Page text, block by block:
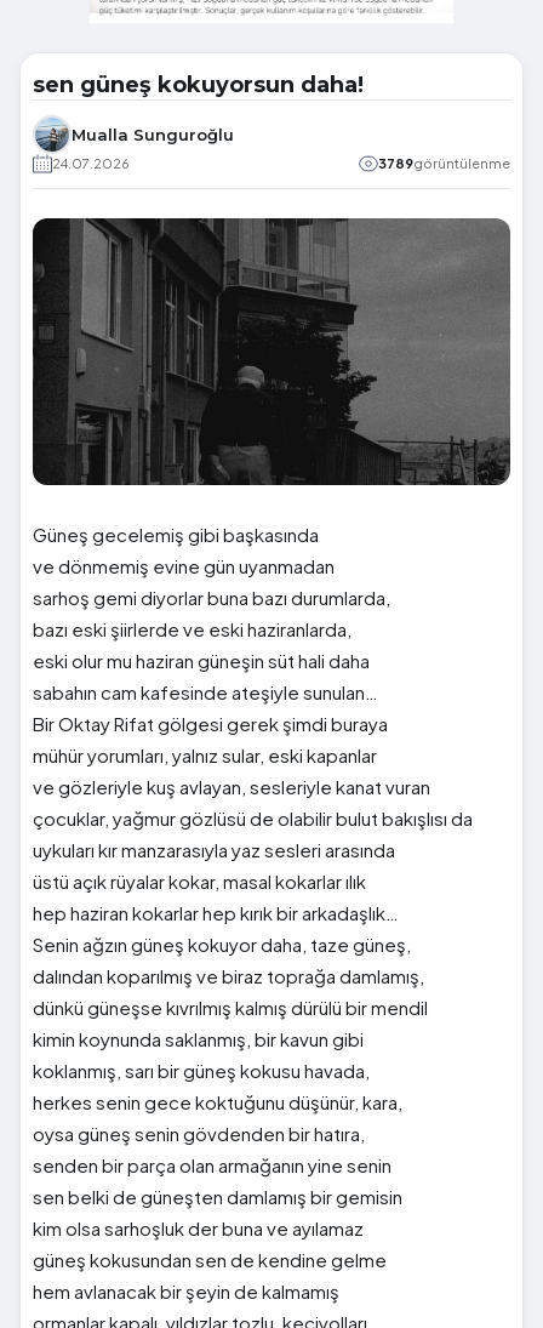
sen güneş kokuyorsun daha!
Mualla Sunguroğlu
24.07.2026 3789görüntülenme
Güneş gecelemiş gibi başkasında
ve dönmemiş evine gün uyanmadan
sarhoş gemi diyorlar buna bazı durumlarda,
bazı eski şiirlerde ve eski haziranlarda,
eski olur mu haziran güneşin süt hali daha
sabahın cam kafesinde ateşiyle sunulan…
Bir Oktay Rifat gölgesi gerek şimdi buraya
mühür yorumları, yalnız sular, eski kapanlar
ve gözleriyle kuş avlayan, sesleriyle kanat vuran
çocuklar, yağmur gözlüsü de olabilir bulut bakışlısı da
uykuları kır manzarasıyla yaz sesleri arasında
üstü açık rüyalar kokar, masal kokarlar ılık
hep haziran kokarlar hep kırık bir arkadaşlık…
Senin ağzın güneş kokuyor daha, taze güneş,
dalından koparılmış ve biraz toprağa damlamış,
dünkü güneşse kıvrılmış kalmış dürülü bir mendil
kimin koynunda saklanmış, bir kavun gibi
koklanmış, sarı bir güneş kokusu havada,
herkes senin gece koktuğunu düşünür, kara,
oysa güneş senin gövdenden bir hatıra,
senden bir parça olan armağanın yine senin
sen belki de güneşten damlamış bir gemisin
kim olsa sarhoşluk der buna ve ayılamaz
güneş kokusundan sen de kendine gelme
hem avlanacak bir şeyin de kalmamış
ormanlar kapalı, yıldızlar tozlu, keçiyolları